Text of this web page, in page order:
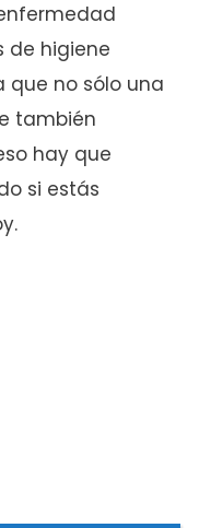
de higiene
que no sólo una
también
hay que
si estás